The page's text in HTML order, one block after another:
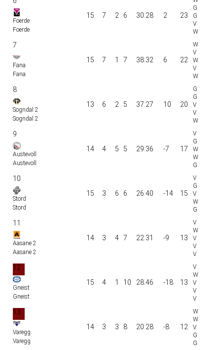
Foerde
Foerde
15 7 2 6 30:28 2 23
7
Fana
Fana
15 7 1 7 38:32 6 22
8
Sogndal 2
Sogndal 2
13 6 2 5 37:27 10 20
9
Austevoll
Austevoll
14 4 5 5 29:36 -7 17
10
Stord
Stord
15 3 6 6 26:40 -14 15
11
Aasane 2
Aasane 2
14 3 4 7 22:31 -9 13
12
Gneist
Gneist
15 4 1 10 28:46 -18 13
13
Varegg
Varegg
14 3 3 8 20:28 -8 12